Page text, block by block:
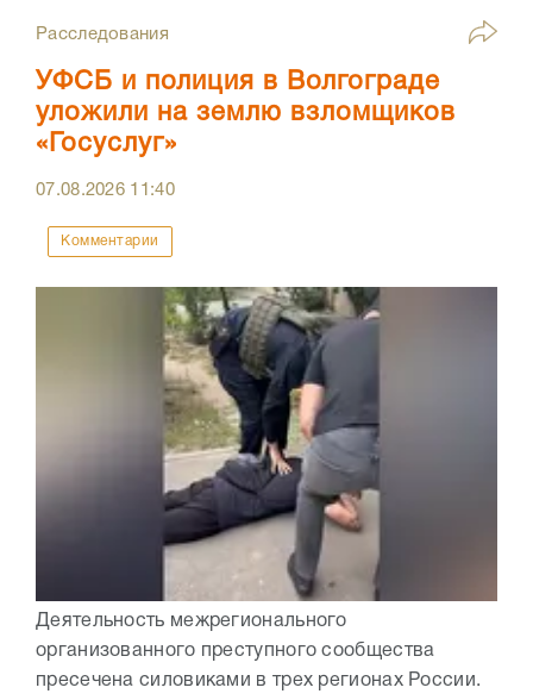
Расследования
УФСБ и полиция в Волгограде
уложили на землю взломщиков
«Госуслуг»
07.08.2026 11:40
Комментарии
Деятельность межрегионального
организованного преступного сообщества
пресечена силовиками в трех регионах России.